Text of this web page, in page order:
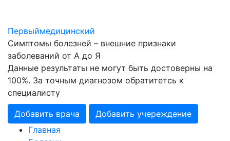
Первыймедицинский
Симптомы болезней – внешние признаки
заболеваний от А до Я
Данные результаты не могут быть достоверны на
100%. За точным диагнозом обратитетсь к
специалисту
Добавить врача
Добавить учереждение
Главная